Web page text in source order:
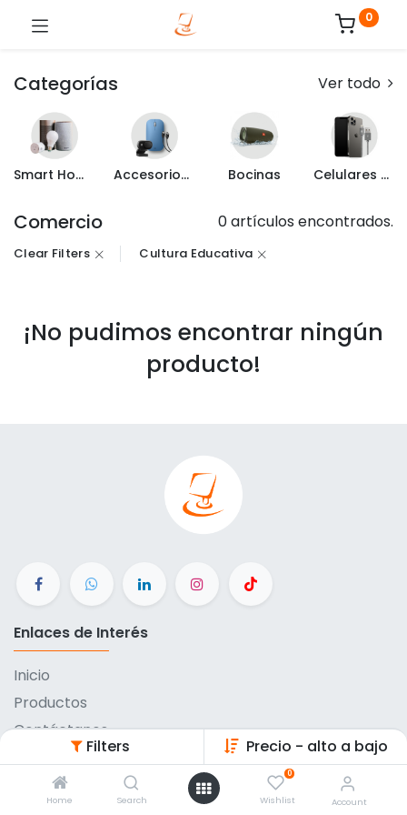
Filters Precio - alto a bajo
Home Search
0
Wishlist Account
0
Categorías Ver todo
Smart Home Accesorios de Computo Bocinas Celulares y Mas
Comercio 0 artículos encontrados.
Clear Filters Cultura Educativa
¡No pudimos encontrar ningún
producto!
Enlaces de Interés
Inicio
Productos
Contáctanos
Métodos de pago
Eventos